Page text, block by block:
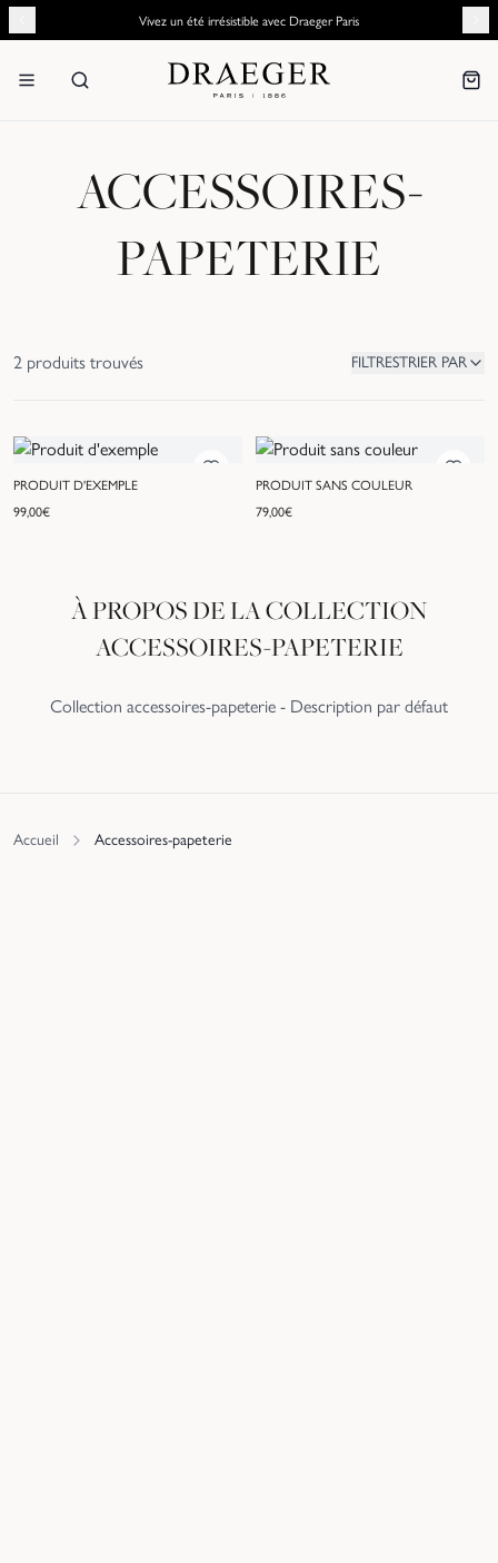
Vivez un été irrésistible avec Draeger Paris
ACCESSOIRES-
PAPETERIE
2 produits trouvés FILTRESTRIER PAR
PRODUIT D'EXEMPLE
99,00€
PRODUIT SANS COULEUR
79,00€
À PROPOS DE LA COLLECTION
ACCESSOIRES-PAPETERIE
Collection accessoires-papeterie - Description par défaut
Accueil Accessoires-papeterie